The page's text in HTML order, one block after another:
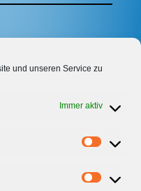
und unseren Service zu
Immer aktiv
Cookies (EU)